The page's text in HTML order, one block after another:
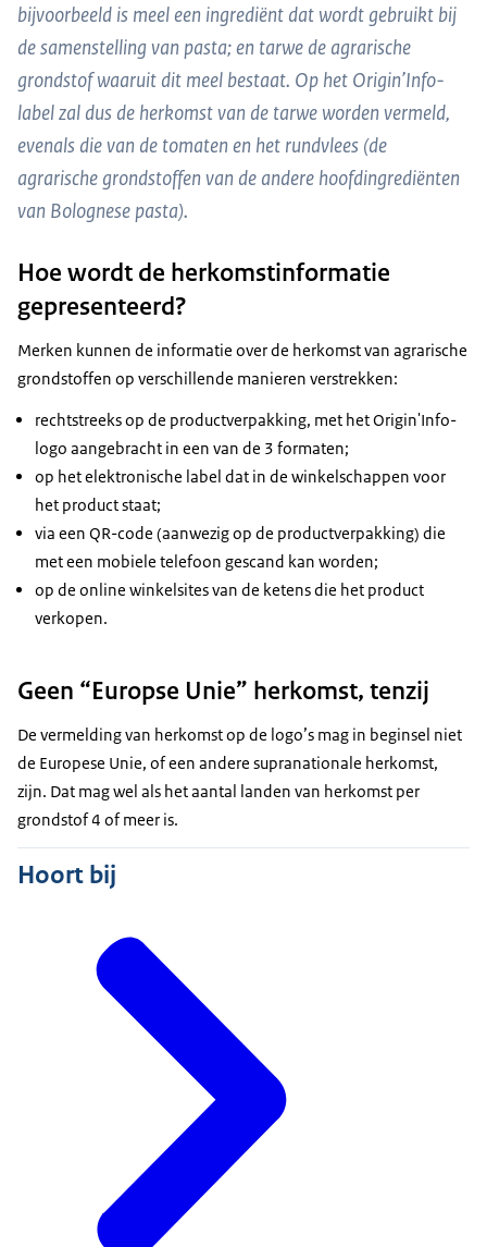
bijvoorbeeld is meel een ingrediënt dat wordt gebruikt bij
de samenstelling van pasta; en tarwe de agrarische
grondstof waaruit dit meel bestaat. Op het Origin’Info-
label zal dus de herkomst van de tarwe worden vermeld,
evenals die van de tomaten en het rundvlees (de
agrarische grondstoffen van de andere hoofdingrediënten
van Bolognese pasta).
Hoe wordt de herkomstinformatie
gepresenteerd?
Merken kunnen de informatie over de herkomst van agrarische
grondstoffen op verschillende manieren verstrekken:
rechtstreeks op de productverpakking, met het Origin'Info-
logo aangebracht in een van de 3 formaten;
op het elektronische label dat in de winkelschappen voor
het product staat;
via een QR-code (aanwezig op de productverpakking) die
met een mobiele telefoon gescand kan worden;
op de online winkelsites van de ketens die het product
verkopen.
Geen “Europse Unie” herkomst, tenzij
De vermelding van herkomst op de logo’s mag in beginsel niet
de Europese Unie, of een andere supranationale herkomst,
zijn. Dat mag wel als het aantal landen van herkomst per
grondstof 4 of meer is.
Hoort bij